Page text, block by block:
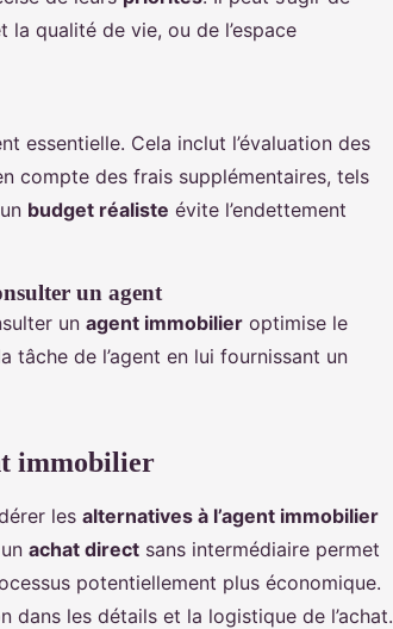
la qualité de vie, ou de l’espace
essentielle. Cela inclut l’évaluation des
compte des frais supplémentaires, tels
budget réaliste évite l’endettement
un agent
un agent immobilier optimise le
tâche de l’agent en lui fournissant un
immobilier
les alternatives à l’agent immobilier
achat direct sans intermédiaire permet
potentiellement plus économique.
dans les détails et la logistique de l’achat.